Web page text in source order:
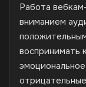
Работа
вниманием
воспринимать